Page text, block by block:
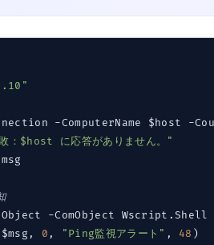
-ComputerName $host -
：$host に応答がありません。"
-ComObject Wscript.Shell
0 , "Ping監視アラート" , 48 )